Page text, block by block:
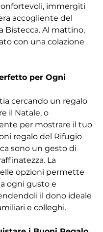
immergiti
accogliente del
Bistecca. Al mattino,
con una colazione
per Ogni
cercando un regalo
il Natale, o
per mostrare il tuo
regalo del Rifugio
sono un gesto di
La
opzioni permette
ogni gusto e
il dono ideale
e colleghi.